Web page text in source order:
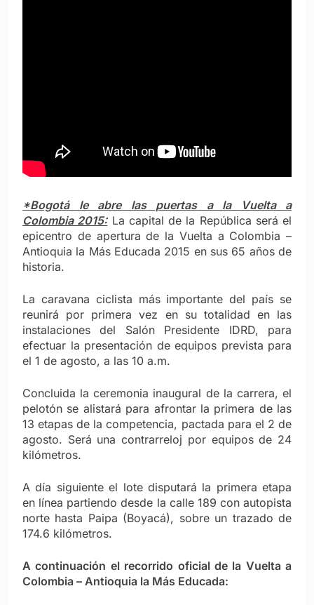
*Bogotá le abre las puertas a la Vuelta a
Colombia 2015:La capital de la República será el
epicentro de apertura de la Vuelta a Colombia –
Antioquia la Más Educada 2015 en sus 65 años de
historia.
La caravana ciclista más importante del país se
reunirá por primera vez en su totalidad en las
instalaciones del Salón Presidente IDRD, para
efectuar la presentación de equipos prevista para
el 1 de agosto, a las 10 a.m.
Concluida la ceremonia inaugural de la carrera, el
pelotón se alistará para afrontar la primera de las
13 etapas de la competencia, pactada para el 2 de
agosto. Será una contrarreloj por equipos de 24
kilómetros.
A día siguiente el lote disputará la primera etapa
en línea partiendo desde la calle 189 con autopista
norte hasta Paipa (Boyacá), sobre un trazado de
174.6 kilómetros.
A continuación el recorrido oficial de la Vuelta a
Colombia – Antioquia la Más Educada: